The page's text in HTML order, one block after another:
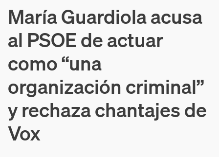
María Guardiola acusa
al PSOE de actuar
como “una
organización criminal”
y rechaza chantajes de
Vox